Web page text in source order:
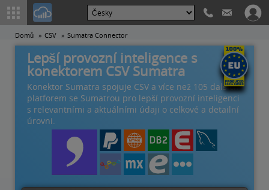
Domů CSV Sumatra Connector
Lepší provozní inteligence s
konektorem CSV Sumatra
Konektor Sumatra spojuje CSV a více než 105 dalších
platforem se Sumatrou pro lepší provozní inteligenci
s relevantními a aktuálními údaji o celkové a detailní
úrovni.